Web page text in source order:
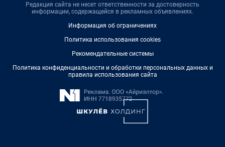
Редакция сайта не несет ответственности за достоверность
информации, содержащейся в рекламных объявлениях.
Информация об ограничениях
Политика использования cookies
Рекомендательные системы
Политика конфиденциальности и обработки персональных данных и
правила использования сайта